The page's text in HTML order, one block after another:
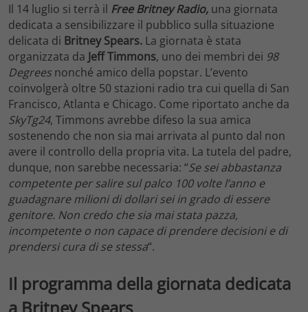
Il 14 luglio si terrà il Free Britney Radio, una giornata
dedicata a sensibilizzare il pubblico sulla situazione
delicata di Britney Spears. La giornata è stata
organizzata da Jeff Timmons, uno dei membri dei 98
Degrees nonché amico della popstar. L’evento
coinvolgerà oltre 50 stazioni radio tra cui quella di San
Francisco, Atlanta e Chicago. Come riportato anche da
SkyTg24, Timmons avrebbe difeso la sua amica
sostenendo che non sia mai arrivata al punto dal non
avere il controllo della propria vita. La tutela del padre,
dunque, non sarebbe necessaria: “Se sei abbastanza
competente per salire sul palco 100 volte l’anno e
guadagnare milioni di dollari sei in grado di essere
genitore. Non credo che sia mai stata pazza,
incompetente o non capace di prendere decisioni e di
prendersi cura di se stessa“.
Il programma della giornata dedicata
a Britney Spears